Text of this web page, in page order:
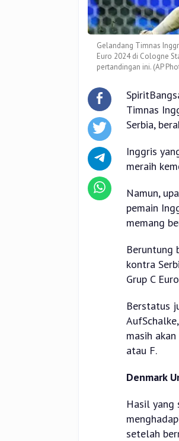
Gelandang Timnas
Euro 2024 di Cologne
pertandingan ini. (AP
Timnas
Serbia,
Inggris
meraih
Namun,
pemain
memang
Beruntung
kontra
Grup C
Berstatus
masih
atau F.
Denmark
Hasil yang
setelah